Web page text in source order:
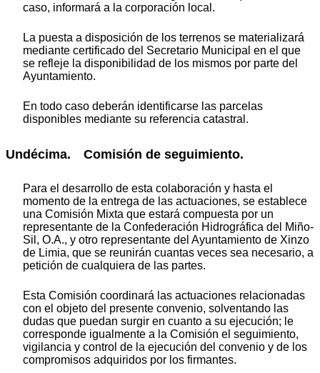
caso, informará a la corporación local.
La puesta a disposición de los terrenos se materializará
mediante certificado del Secretario Municipal en el que
se refleje la disponibilidad de los mismos por parte del
Ayuntamiento.
En todo caso deberán identificarse las parcelas
disponibles mediante su referencia catastral.
Undécima. Comisión de seguimiento.
Para el desarrollo de esta colaboración y hasta el
momento de la entrega de las actuaciones, se establece
una Comisión Mixta que estará compuesta por un
representante de la Confederación Hidrográfica del Miño-
Sil, O.A., y otro representante del Ayuntamiento de Xinzo
de Limia, que se reunirán cuantas veces sea necesario, a
petición de cualquiera de las partes.
Esta Comisión coordinará las actuaciones relacionadas
con el objeto del presente convenio, solventando las
dudas que puedan surgir en cuanto a su ejecución; le
corresponde igualmente a la Comisión el seguimiento,
vigilancia y control de la ejecución del convenio y de los
compromisos adquiridos por los firmantes.